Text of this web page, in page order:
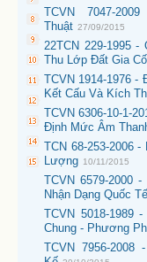
TCVN 7047-
Thuật 27/09/2015
22TCN 229-1995
Thu Lớp Đất Gia Cố
TCVN 1914-1976 -
Kết Cấu Và Kích
TCVN 6306-10-1-
Định Mức Âm
TCN 68-253-2006
Lượng 10/11/2015
TCVN 6579-2000
Nhận Dạng Quốc
TCVN 5018-1989
Chung - Phương
TCVN 7956-